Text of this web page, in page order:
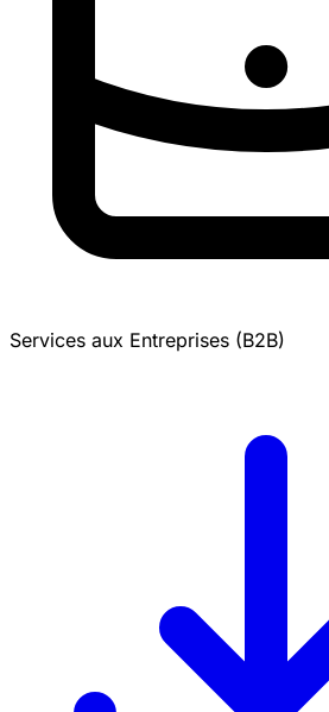
Services aux Entreprises (B2B)